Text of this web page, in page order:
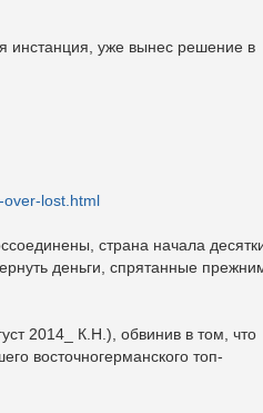
инстанция, уже вынес решение в
lost.html
страна начала
деньги, спрятанные
2014_ К.Н.), обвинив в том, что
восточногерманского топ-